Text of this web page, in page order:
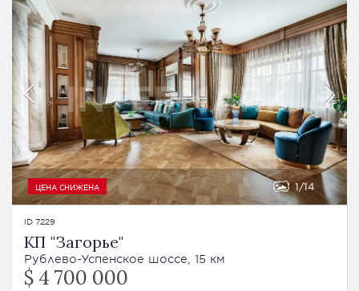
ЦЕНА СНИЖЕНА 1 14
ID 7229
КП "Загорье"
Рублево-Успенское шоссе, 15 км
$ 4 700 000